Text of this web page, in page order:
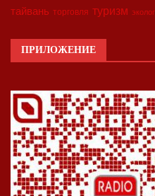
тайвань торговля туризм
ПРИЛОЖЕНИЕ